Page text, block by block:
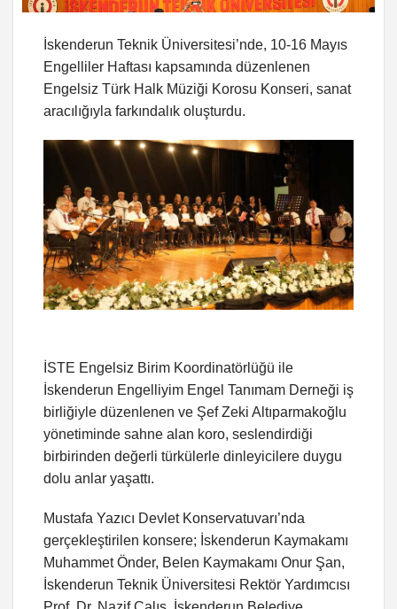
İskenderun Teknik Üniversitesi’nde, 10-16 Mayıs
Engelliler Haftası kapsamında düzenlenen
Engelsiz Türk Halk Müziği Korosu Konseri, sanat
aracılığıyla farkındalık oluşturdu.
İSTE Engelsiz Birim Koordinatörlüğü ile
İskenderun Engelliyim Engel Tanımam Derneği iş
birliğiyle düzenlenen ve Şef Zeki Altıparmakoğlu
yönetiminde sahne alan koro, seslendirdiği
birbirinden değerli türkülerle dinleyicilere duygu
dolu anlar yaşattı.
Mustafa Yazıcı Devlet Konservatuvarı’nda
gerçekleştirilen konsere; İskenderun Kaymakamı
Muhammet Önder, Belen Kaymakamı Onur Şan,
İskenderun Teknik Üniversitesi Rektör Yardımcısı